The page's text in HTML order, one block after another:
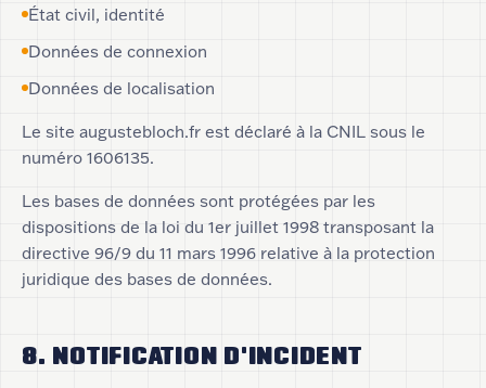
État civil, identité
Données de connexion
Données de localisation
Le site augustebloch.fr est déclaré à la CNIL sous le
numéro 1606135.
Les bases de données sont protégées par les
dispositions de la loi du 1er juillet 1998 transposant la
directive 96/9 du 11 mars 1996 relative à la protection
juridique des bases de données.
8. NOTIFICATION D'INCIDENT